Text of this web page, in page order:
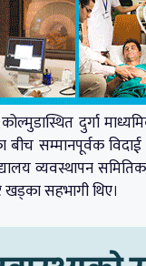
दुर्गा
बीच सम्मानपूर्वक
व्यवस्थापन
खड्का सहभागी थिए।